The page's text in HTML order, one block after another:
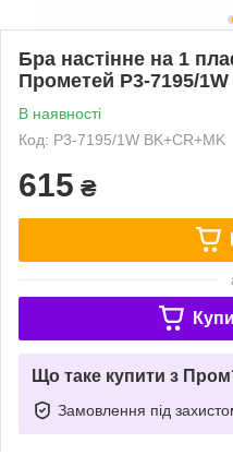
Бра настінне на 1
Прометей P3-7195/
В наявності
Код: P3-7195/1W BK+CR+MK
615 ₴
Що таке купити з
Замовлення під